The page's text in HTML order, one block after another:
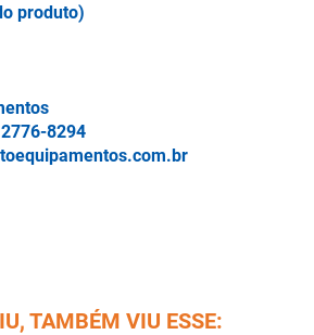
produto)
8294
TAMBÉM VIU ESSE: